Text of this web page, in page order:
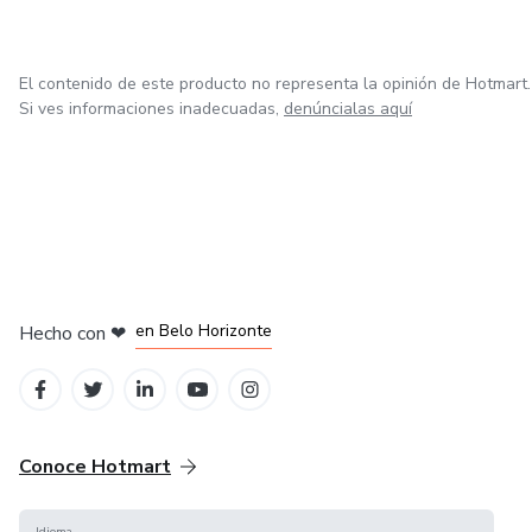
Hay muy pocos datos sobre los efectos adversos de la
quetiapina a dosis bajas. Dos de los 14 varones sanos que
El contenido de este producto no representa la opinión de Hotmart.
Si ves informaciones inadecuadas, denúncialas aquí
Hecho con ❤ en Belo Horizonte
Conoce Hotmart